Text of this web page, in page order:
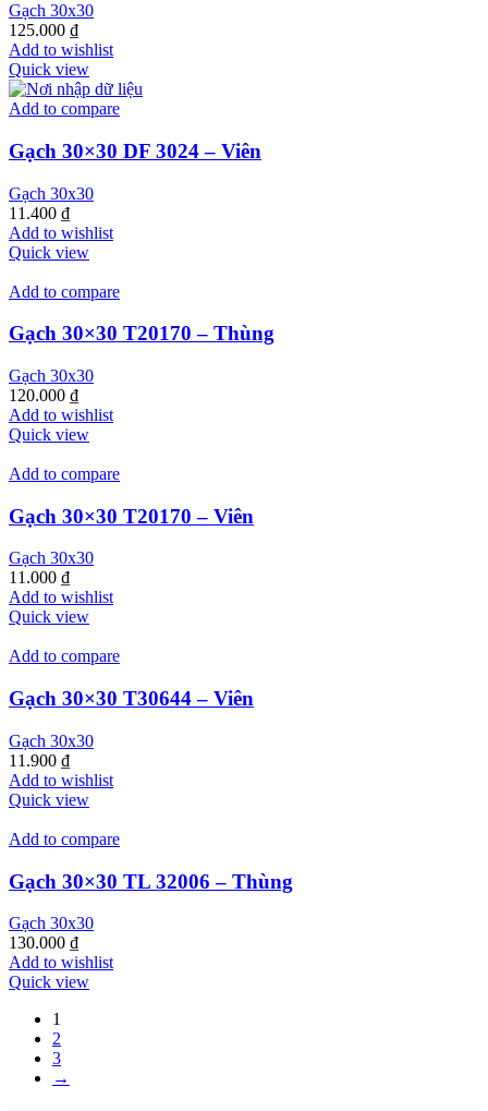
Gạch 30x30
125.000 ₫
Add to wishlist
Quick view
Add to compare
Gạch 30×30 DF 3024 – Viên
Gạch 30x30
11.400 ₫
Add to wishlist
Quick view
Add to compare
Gạch 30×30 T20170 – Thùng
Gạch 30x30
120.000 ₫
Add to wishlist
Quick view
Add to compare
Gạch 30×30 T20170 – Viên
Gạch 30x30
11.000 ₫
Add to wishlist
Quick view
Add to compare
Gạch 30×30 T30644 – Viên
Gạch 30x30
11.900 ₫
Add to wishlist
Quick view
Add to compare
Gạch 30×30 TL 32006 – Thùng
Gạch 30x30
130.000 ₫
Add to wishlist
Quick view
1
2
3
→